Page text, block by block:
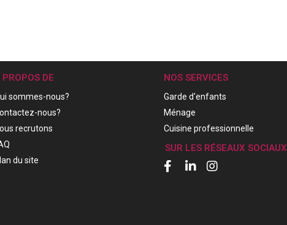
PROPOS DE
sommes-nous?
nous?
recrutons
du site
NOS SERVICES
Garde d'enfants
Ménage
Cuisine professionnelle
SUR LES RÉSEAUX SOCIAUX